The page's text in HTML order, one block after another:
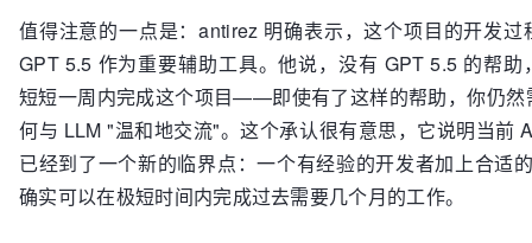
值得注意的一点是：antirez 明确表示，这个项目的开发过
GPT 5.5 作为重要辅助工具。他说，没有 GPT 5.5 的帮助
短短一周内完成这个项目——即使有了这样的帮助，你仍然
何与 LLM "温和地交流"。这个承认很有意思，它说明当前
已经到了一个新的临界点：一个有经验的开发者加上合适
确实可以在极短时间内完成过去需要几个月的工作。